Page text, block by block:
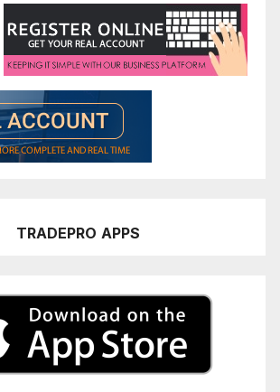
TRADEPRO APPS